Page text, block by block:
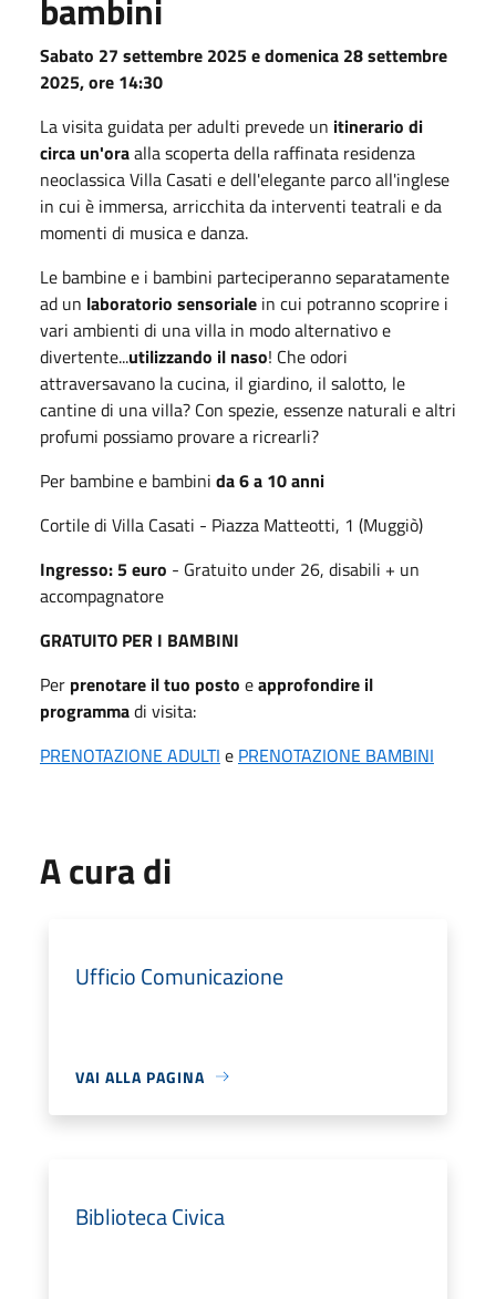
bambini
Sabato 27 settembre 2025 e domenica 28 settembre
2025, ore 14:30
La visita guidata per adulti prevede un itinerario di
circa un'oraalla scoperta della raffinata residenza
neoclassica Villa Casati e dell'elegante parco all'inglese
in cui è immersa, arricchita da interventi teatrali e da
momenti di musica e danza.
Le bambine e i bambini parteciperanno separatamente
ad un laboratorio sensoriale in cui potranno scoprire i
vari ambienti di una villa in modo alternativo e
divertente...utilizzando il naso! Che odori
attraversavano la cucina, il giardino, il salotto, le
cantine di una villa? Con spezie, essenze naturali e altri
profumi possiamo provare a ricrearli?
Per bambine e bambini da 6 a 10 anni
Cortile di Villa Casati - Piazza Matteotti, 1 (Muggiò)
Ingresso: 5 euro - Gratuito under 26, disabili + un
accompagnatore
GRATUITO PER I BAMBINI
Per prenotare il tuo posto eapprofondire il
programmadi visita:
PRENOTAZIONE ADULTI e PRENOTAZIONE BAMBINI
A cura di
Ufficio Comunicazione
VAI ALLA PAGINA
Biblioteca Civica